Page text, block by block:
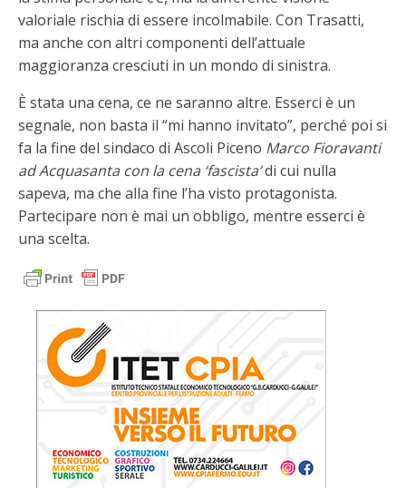
valoriale rischia di essere incolmabile. Con Trasatti,
ma anche con altri componenti dell’attuale
maggioranza cresciuti in un mondo di sinistra.
È stata una cena, ce ne saranno altre. Esserci è un
segnale, non basta il “mi hanno invitato”, perché poi si
fa la fine del sindaco di Ascoli Piceno Marco Fioravanti
ad Acquasanta con la cena ‘fascista’di cui nulla
sapeva, ma che alla fine l’ha visto protagonista.
Partecipare non è mai un obbligo, mentre esserci è
una scelta.